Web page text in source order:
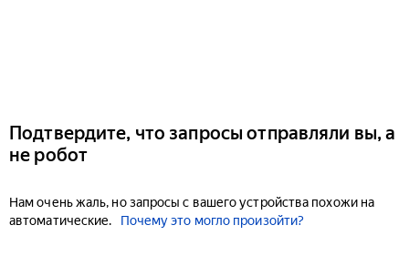
Подтвердите, что запросы отправляли вы, а
не робот
Нам очень жаль, но запросы с вашего устройства похожи на
автоматические.
Почему это могло произойти?